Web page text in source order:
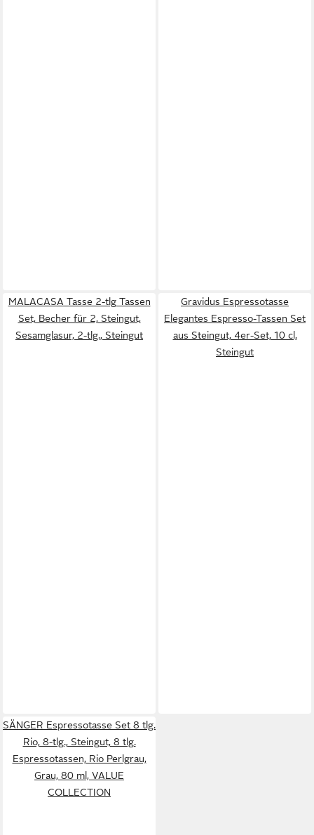
MALACASA Tasse 2-tlg Tassen
Set, Becher für 2, Steingut,
Sesamglasur, 2-tlg., Steingut
Gravidus Espressotasse
Elegantes Espresso-Tassen Set
aus Steingut, 4er-Set, 10 cl,
Steingut
SÄNGER Espressotasse Set 8 tlg.
Rio, 8-tlg., Steingut, 8 tlg.
Espressotassen, Rio Perlgrau,
Grau, 80 ml, VALUE
COLLECTION